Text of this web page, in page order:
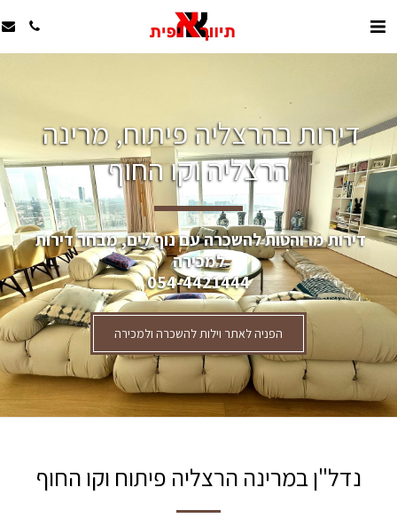
דירות בהרצליה פיתוח, מרינה
הרצליה וקו החוף
דירות מרוהטות להשכרה עם נוף לים, מבחר דירות
למכירה
054-4421444
הפניה לאתר וילות להשכרה ולמכירה
נדל"ן במרינה הרצליה פיתוח וקו החוף